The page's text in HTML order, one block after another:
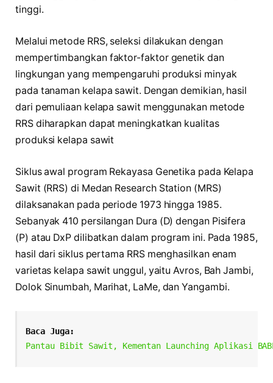
tinggi.
Melalui metode RRS, seleksi dilakukan dengan
mempertimbangkan faktor-faktor genetik dan
lingkungan yang mempengaruhi produksi minyak
pada tanaman kelapa sawit. Dengan demikian, hasil
dari pemuliaan kelapa sawit menggunakan metode
RRS diharapkan dapat meningkatkan kualitas
produksi kelapa sawit
Siklus awal program Rekayasa Genetika pada Kelapa
Sawit (RRS) di Medan Research Station (MRS)
dilaksanakan pada periode 1973 hingga 1985.
Sebanyak 410 persilangan Dura (D) dengan Pisifera
(P) atau DxP dilibatkan dalam program ini. Pada 1985,
hasil dari siklus pertama RRS menghasilkan enam
varietas kelapa sawit unggul, yaitu Avros, Bah Jambi,
Dolok Sinumbah, Marihat, LaMe, dan Yangambi.
Baca Juga:
Pantau Bibit Sawit, Kementan Launching Aplikasi